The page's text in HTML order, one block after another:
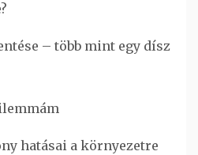
– több mint egy dísz
hatásai a környezetre